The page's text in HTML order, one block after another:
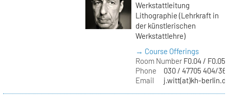
Werkstattleitung
Lithographie (Lehrkraft in
der künstlerischen
Werkstattlehre)
→ Course Offerings
Room NumberF0.04 / F0.05
Phone
030 / 47705 404/
Email
j.witt(at)kh-